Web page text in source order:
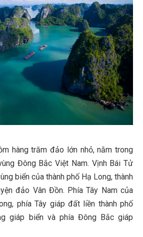
hàng trăm đảo lớn nhỏ, nằm trong
Đông Bắc Việt Nam. Vịnh Bái Tử
biển của thành phố Hạ Long, thành
đảo Vân Đồn. Phía Tây Nam của
phía Tây giáp đất liền thành phố
giáp biển và phía Đông Bắc giáp